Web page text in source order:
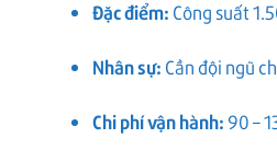
Đặc điểm: Công suất
Nhân sự: Cần đội ngũ
Chi phí vận hành: 90 –